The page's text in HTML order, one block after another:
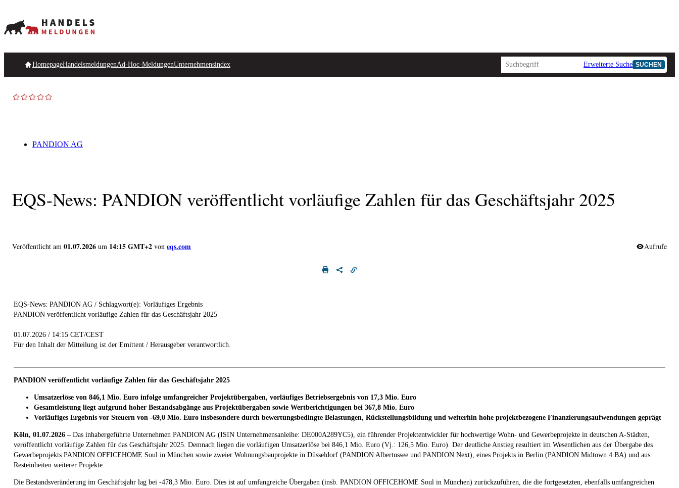
HomepageHandelsmeldungenAd-Hoc-MeldungenUnternehmensindex Erweiterte Suche SUCHEN
PANDION AG
EQS-News: PANDION veröffentlicht vorläufige Zahlen für das Geschäftsjahr 2025
Veröffentlicht am 01.07.2026 um 14:15 GMT+2 von eqs.com Aufrufe
EQS-News: PANDION AG / Schlagwort(e): Vorläufiges Ergebnis
PANDION veröffentlicht vorläufige Zahlen für das Geschäftsjahr 2025
01.07.2026 / 14:15 CET/CEST
Für den Inhalt der Mitteilung ist der Emittent / Herausgeber verantwortlich.
PANDION veröffentlicht vorläufige Zahlen für das Geschäftsjahr 2025
Umsatzerlöse von 846,1 Mio. Euro infolge umfangreicher Projektübergaben, vorläufiges Betriebsergebnis von 17,3 Mio. Euro
Gesamtleistung liegt aufgrund hoher Bestandsabgänge aus Projektübergaben sowie Wertberichtigungen bei 367,8 Mio. Euro
Vorläufiges Ergebnis vor Steuern von -69,0 Mio. Euro insbesondere durch bewertungsbedingte Belastungen, Rückstellungsbildung und weiterhin hohe projektbezogene Finanzierungsaufwendungen geprägt
Köln, 01.07.2026 – Das inhabergeführte Unternehmen PANDION AG (ISIN Unternehmensanleihe: DE000A289YC5), ein führender Projektentwickler für hochwertige Wohn- und Gewerbeprojekte in deutschen A-Städten,
veröffentlicht vorläufige Zahlen für das Geschäftsjahr 2025. Demnach liegen die vorläufigen Umsatzerlöse bei 846,1 Mio. Euro (Vj.: 126,5 Mio. Euro). Der deutliche Anstieg resultiert im Wesentlichen aus der Übergabe des
Gewerbeprojekts PANDION OFFICEHOME Soul in München sowie zweier Wohnungsbauprojekte in Düsseldorf (PANDION Albertussee und PANDION Next), eines Projekts in Berlin (PANDION Midtown 4.BA) und aus
Resteinheiten weiterer Projekte.
Die Bestandsveränderung im Geschäftsjahr lag bei -478,3 Mio. Euro. Dies ist auf umfangreiche Übergaben (insb. PANDION OFFICEHOME Soul in München) zurückzuführen, die die fortgesetzten, ebenfalls umfangreichen